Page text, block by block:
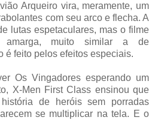
Arqueiro vira, meramente, um
com seu arco e flecha. A
lutas espetaculares, mas o filme
amarga, muito similar a de
é feito pelos efeitos especiais.
Os Vingadores esperando um
X-Men First Class ensinou que
de heróis sem porradas
se multiplicar na tela. E o